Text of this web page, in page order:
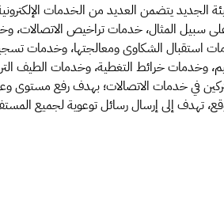
الجديد يتضمن العديد من الخدمات
سبيل المثال، خدمات تراخيص الاتصالات،
استقبال الشكاوى ومعالجتها، وخدمات
وخدمات خرائط التغطية، وخدمات الطيف
في خدمات الاتصالات؛ بهدف رفع مستوى
تهدف إلى إرسال رسائل توعوية لجميع